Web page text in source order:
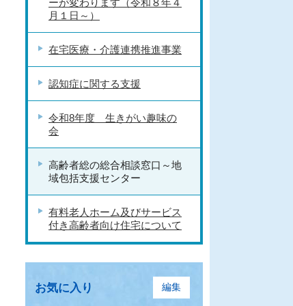
ーが変わります（令和８年４
月１日～）
在宅医療・介護連携推進事業
認知症に関する支援
令和8年度 生きがい趣味の
会
高齢者総の総合相談窓口～地
域包括支援センター
有料老人ホーム及びサービス
付き高齢者向け住宅について
お気に入り 編集